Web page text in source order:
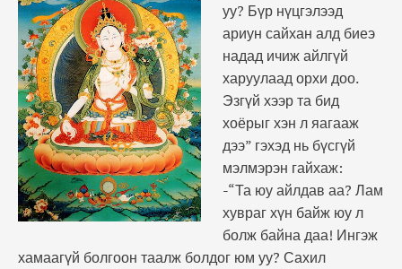
уу? Бүр нүцгэлээд
ариун сайхан алд биеэ
надад ичиж айлгүй
харуулаад орхи доо.
Эзгүй хээр та бид
хоёрыг хэн л яагааж
дээ” гэхэд нь бүсгүй
мэлмэрэн гайхаж:
-“Та юу айлдав аа? Лам
хувраг хүн байж юу л
болж байна даа! Ингэж
хамаагүй болгоон таалж болдог юм уу? Сахил